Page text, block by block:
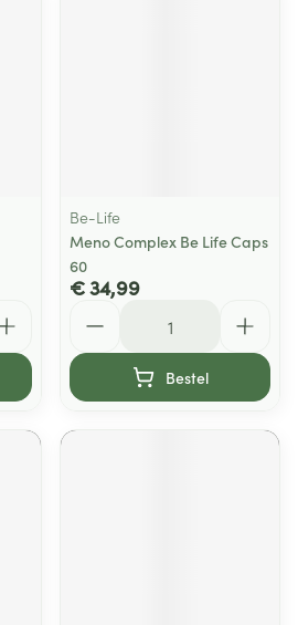
Be-Life
Meno Complex Be Life Caps
60
€ 34,99
Bestel